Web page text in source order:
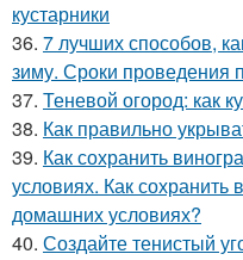
кустарники
36. 7 лучших способов,
зиму. Сроки проведения
37. Теневой огород: как
38. Как правильно
39. Как сохранить
условиях. Как
домашних условиях?
40. Создайте тенистый